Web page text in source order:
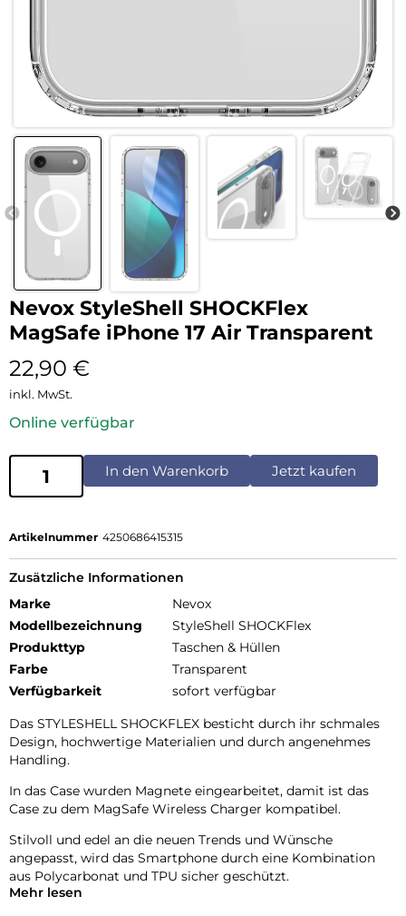
Nevox StyleShell SHOCKFlex
MagSafe iPhone 17 Air Transparent
22,90 €
inkl. MwSt.
Online verfügbar
In den Warenkorb Jetzt kaufen
Artikelnummer 4250686415315
Zusätzliche Informationen
Marke
Nevox
Modellbezeichnung
StyleShell SHOCKFlex
Produkttyp
Taschen & Hüllen
Farbe
Transparent
Verfügbarkeit
sofort verfügbar
Das STYLESHELL SHOCKFLEX besticht durch ihr schmales
Design, hochwertige Materialien und durch angenehmes
Handling.
In das Case wurden Magnete eingearbeitet, damit ist das
Case zu dem MagSafe Wireless Charger kompatibel.
Stilvoll und edel an die neuen Trends und Wünsche
angepasst, wird das Smartphone durch eine Kombination
aus Polycarbonat und TPU sicher geschützt.
Mehr lesen